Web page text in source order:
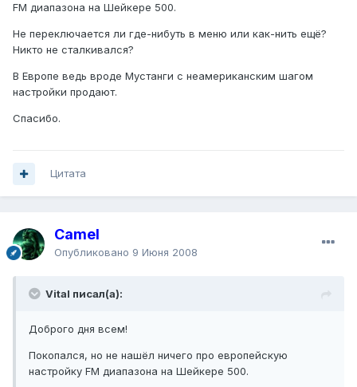
FM диапазона на Шейкере 500.
Не переключается ли где-нибуть в меню или как-нить ещё?
Никто не сталкивался?
В Европе ведь вроде Мустанги с неамериканским шагом
настройки продают.
Спасибо.
Цитата
Camel
Опубликовано 9 Июня 2008
Vital писал(а):
Доброго дня всем!
Покопался, но не нашёл ничего про европейскую
настройку FM диапазона на Шейкере 500.